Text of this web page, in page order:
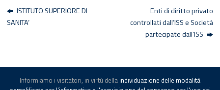
ISTITUTO SUPERIORE DI
SANITA’
Enti di diritto privato
controllati dall’ISS e Società
partecipate dall’ISS
© -Istituto Superiore di Sanità-Note legali
Informiamo i visitatori, in virtù della individuazione delle modalità